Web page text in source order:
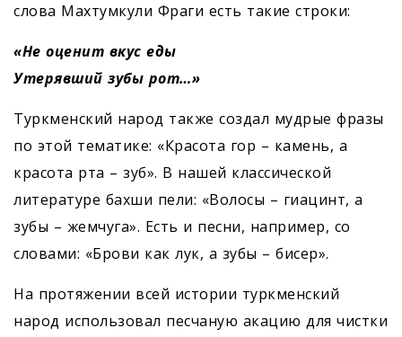
слова Махтумкули Фраги есть такие строки:
«Не оценит вкус еды
Утерявший зубы рот…»
Туркменский народ также создал мудрые фразы
по этой тематике: «Красота гор – камень, а
красота рта – зуб». В нашей классической
литературе бахши пели: «Волосы – гиацинт, а
зубы – жемчуга». Есть и песни, например, со
словами: «Брови как лук, а зубы – бисер».
На протяжении всей истории туркмен­ский
народ использовал песчаную акацию для чистки